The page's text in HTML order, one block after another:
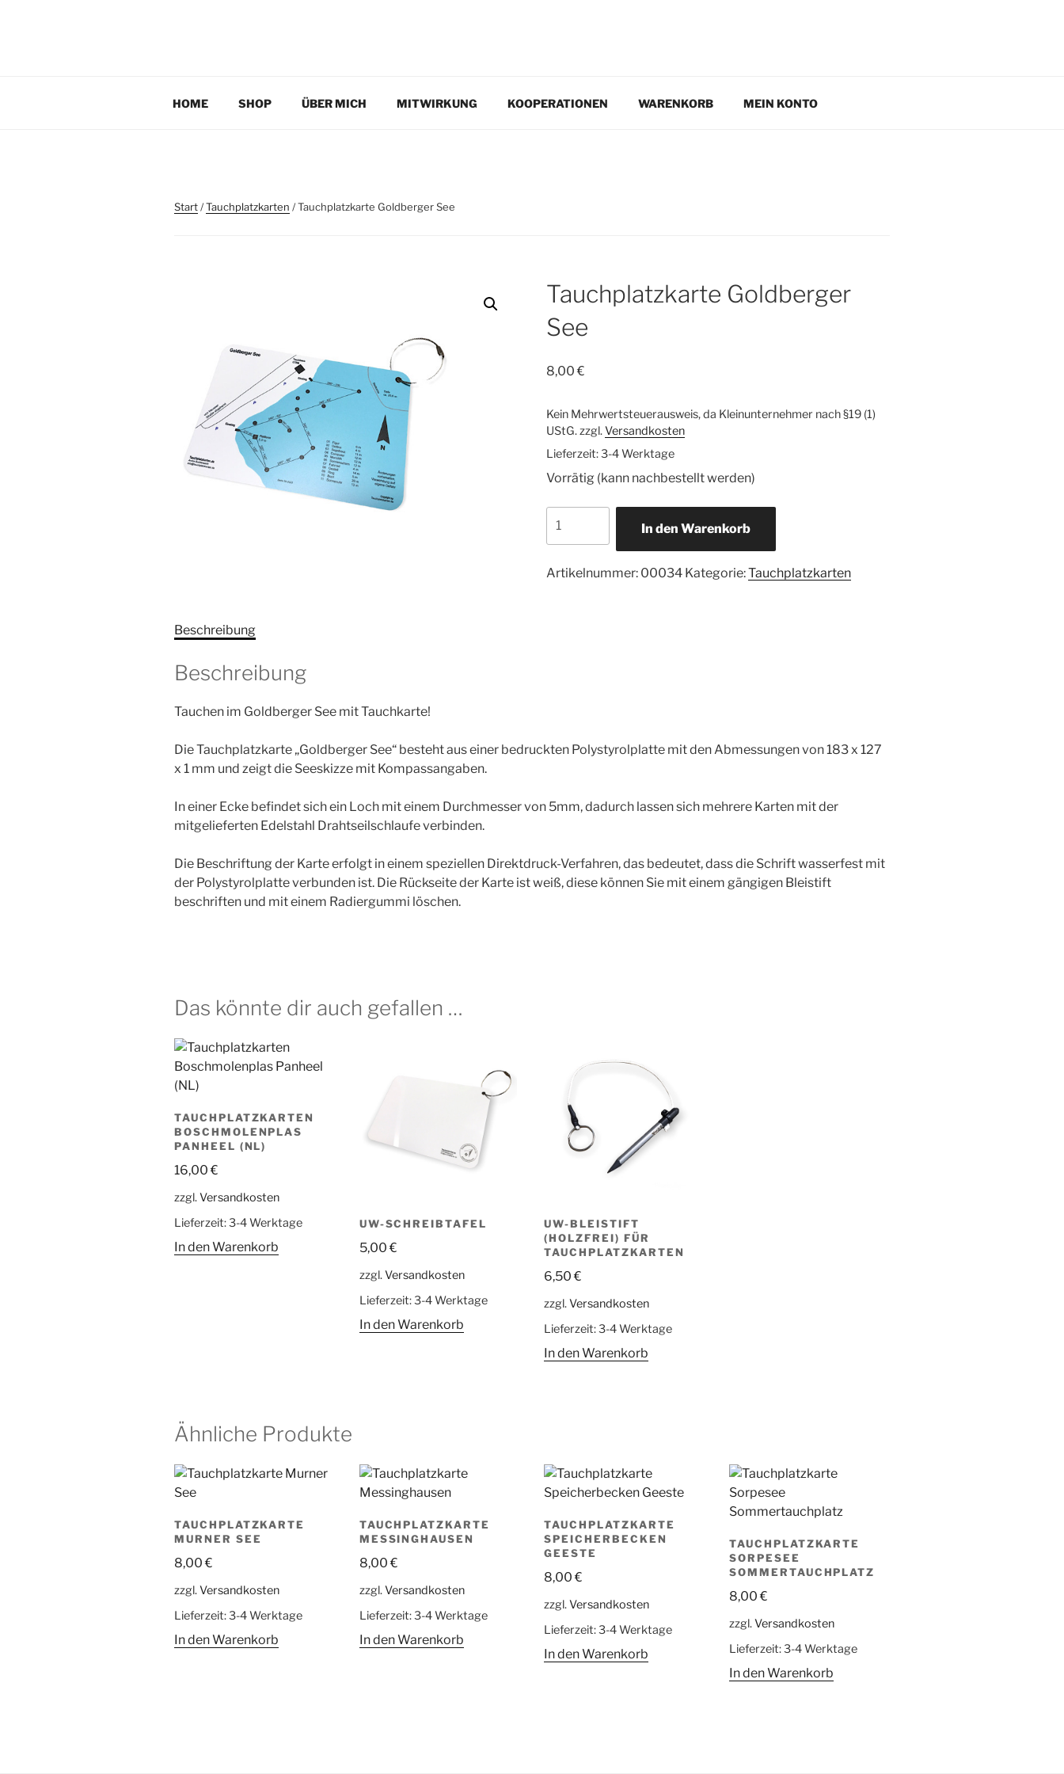
HOME SHOP ÜBER MICH MITWIRKUNG KOOPERATIONEN WARENKORB MEIN KONTO
Start/Tauchplatzkarten / Tauchplatzkarte Goldberger See
Tauchplatzkarte Goldberger
See
8,00€
Kein Mehrwertsteuerausweis, da Kleinunternehmer nach §19 (1)
UStG.zzgl.Versandkosten
Lieferzeit:3-4 Werktage
Vorrätig (kann nachbestellt werden)
Goldberger
Menge
In den Warenkorb
Artikelnummer: 00034 Kategorie:Tauchplatzkarten
Beschreibung
Beschreibung
Tauchen im Goldberger See mit Tauchkarte!
Die Tauchplatzkarte „Goldberger See“ besteht aus einer bedruckten Polystyrolplatte mit den Abmessungen von 183 x 127
x 1 mm und zeigt die Seeskizze mit Kompassangaben.
In einer Ecke befindet sich ein Loch mit einem Durchmesser von 5mm, dadurch lassen sich mehrere Karten mit der
mitgelieferten Edelstahl Drahtseilschlaufe verbinden.
Die Beschriftung der Karte erfolgt in einem speziellen Direktdruck-Verfahren, das bedeutet, dass die Schrift wasserfest mit
der Polystyrolplatte verbunden ist. Die Rückseite der Karte ist weiß, diese können Sie mit einem gängigen Bleistift
beschriften und mit einem Radiergummi löschen.
Das könnte dir auch gefallen …
TAUCHPLATZKARTEN
BOSCHMOLENPLAS
PANHEEL (NL)
16,00€
zzgl.Versandkosten
Lieferzeit:3-4 Werktage
In den Warenkorb
UW-SCHREIBTAFEL
5,00€
zzgl.Versandkosten
Lieferzeit:3-4 Werktage
In den Warenkorb
UW-BLEISTIFT
(HOLZFREI) FÜR
TAUCHPLATZKARTEN
6,50€
zzgl.Versandkosten
Lieferzeit:3-4 Werktage
In den Warenkorb
Ähnliche Produkte
TAUCHPLATZKARTE
MURNER SEE
8,00€
zzgl.Versandkosten
Lieferzeit:3-4 Werktage
In den Warenkorb
TAUCHPLATZKARTE
MESSINGHAUSEN
8,00€
zzgl.Versandkosten
Lieferzeit:3-4 Werktage
In den Warenkorb
TAUCHPLATZKARTE
SPEICHERBECKEN
GEESTE
8,00€
zzgl.Versandkosten
Lieferzeit:3-4 Werktage
In den Warenkorb
TAUCHPLATZKARTE
SORPESEE
SOMMERTAUCHPLATZ
8,00€
zzgl.Versandkosten
Lieferzeit:3-4 Werktage
In den Warenkorb